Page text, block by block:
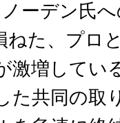
ーデン氏
ねた、プロ
激増してい
た共同の取